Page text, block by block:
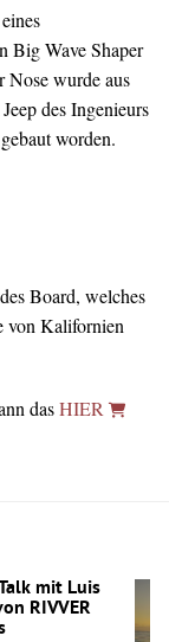
Big Wave Shaper
Nose wurde aus
des Ingenieurs
gebaut worden.
Board, welches
von Kalifornien
dasHIER
mit Luis
RIVVER